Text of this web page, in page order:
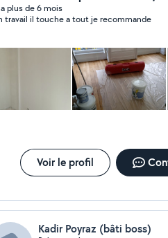
plus de 6 mois
travail il touche a tout je recommande
Voir le profil
Kadir Poyraz (bâti boss)